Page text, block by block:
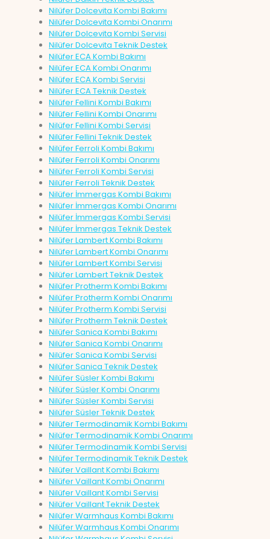
Nilüfer Dolcevita Kombi Bakımı
Nilüfer Dolcevita Kombi Onarımı
Nilüfer Dolcevita Kombi Servisi
Nilüfer Dolcevita Teknik Destek
Nilüfer ECA Kombi Bakımı
Nilüfer ECA Kombi Onarımı
Nilüfer ECA Kombi Servisi
Nilüfer ECA Teknik Destek
Nilüfer Fellini Kombi Bakımı
Nilüfer Fellini Kombi Onarımı
Nilüfer Fellini Kombi Servisi
Nilüfer Fellini Teknik Destek
Nilüfer Ferroli Kombi Bakımı
Nilüfer Ferroli Kombi Onarımı
Nilüfer Ferroli Kombi Servisi
Nilüfer Ferroli Teknik Destek
Nilüfer İmmergas Kombi Bakımı
Nilüfer İmmergas Kombi Onarımı
Nilüfer İmmergas Kombi Servisi
Nilüfer İmmergas Teknik Destek
Nilüfer Lambert Kombi Bakımı
Nilüfer Lambert Kombi Onarımı
Nilüfer Lambert Kombi Servisi
Nilüfer Lambert Teknik Destek
Nilüfer Protherm Kombi Bakımı
Nilüfer Protherm Kombi Onarımı
Nilüfer Protherm Kombi Servisi
Nilüfer Protherm Teknik Destek
Nilüfer Sanica Kombi Bakımı
Nilüfer Sanica Kombi Onarımı
Nilüfer Sanica Kombi Servisi
Nilüfer Sanica Teknik Destek
Nilüfer Süsler Kombi Bakımı
Nilüfer Süsler Kombi Onarımı
Nilüfer Süsler Kombi Servisi
Nilüfer Süsler Teknik Destek
Nilüfer Termodinamik Kombi Bakımı
Nilüfer Termodinamik Kombi Onarımı
Nilüfer Termodinamik Kombi Servisi
Nilüfer Termodinamik Teknik Destek
Nilüfer Vaillant Kombi Bakımı
Nilüfer Vaillant Kombi Onarımı
Nilüfer Vaillant Kombi Servisi
Nilüfer Vaillant Teknik Destek
Nilüfer Warmhaus Kombi Bakımı
Nilüfer Warmhaus Kombi Onarımı